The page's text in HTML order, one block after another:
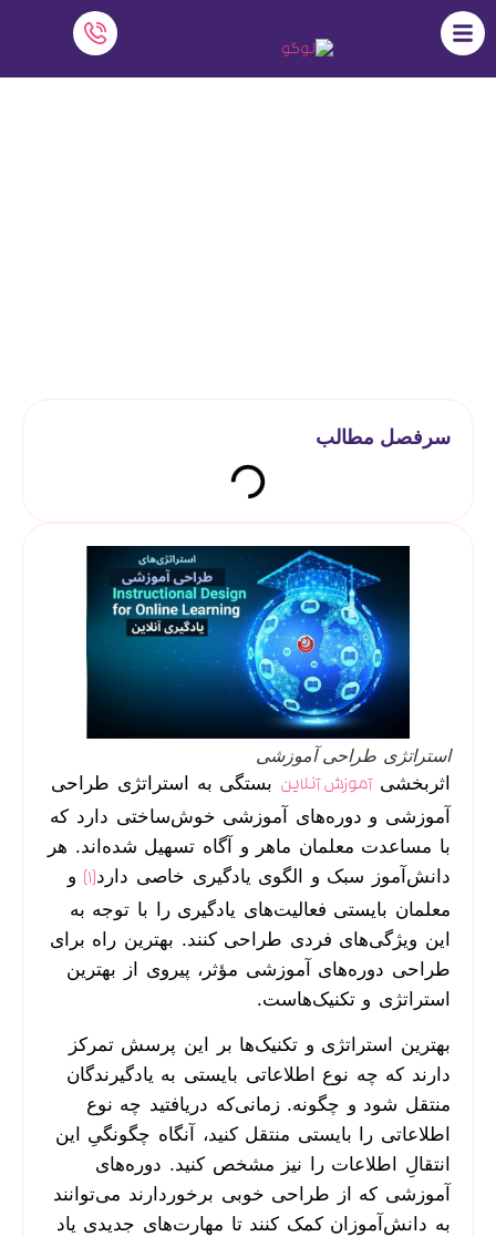
سرفصل مطالب
استراتژی طراحی آموزشی
اثربخشیآموزش‌ آنلاین بستگی به استراتژی طراحی
آموزشی و دوره‌های آموزشی خوش‌ساختی دارد که
با مساعدت معلمان ماهر و آگاه تسهیل شده‌اند. هر
دانش‌آموز سبک‌ و الگوی یادگیری خاصی دارد[1]
و
معلمان بایستی فعالیت‌های یادگیری را با توجه به
این ویژگی‌های فردی طراحی کنند. بهترین راه برای
طراحی دوره‌های آموزشی مؤثر، پیروی از بهترین
استراتژی‌ و تکنیک‌هاست.
بهترین استراتژی‌ و تکنیک‌ها بر این پرسش تمرکز
دارند که چه نوع اطلاعاتی بایستی به یادگیرندگان
منتقل شود و چگونه. زمانی‌که دریافتید چه نوع
اطلاعاتی را بایستی منتقل کنید، آنگاه چگونگیِ این
انتقالِ اطلاعات را نیز مشخص کنید. دوره‌های
آموزشی که از طراحی خوبی برخوردارند می‌توانند
به دانش‌آموزان کمک کنند تا مهارت‌های جدیدی یاد